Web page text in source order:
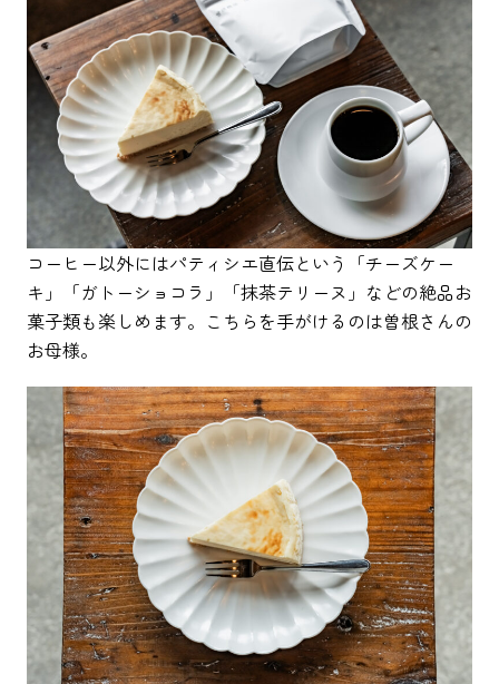
コーヒー以外にはパティシエ直伝という「チーズケー
キ」「ガトーショコラ」「抹茶テリーヌ」などの絶品お
菓子類も楽しめます。こちらを手がけるのは曽根さんの
お母様。